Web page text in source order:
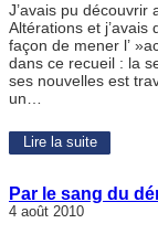
J’avais pu découvrir
Altérations et j’avais
façon de mener l’
dans ce recueil : la
ses nouvelles est
un…
Lire la suite
Par le sang du
4 août 2010